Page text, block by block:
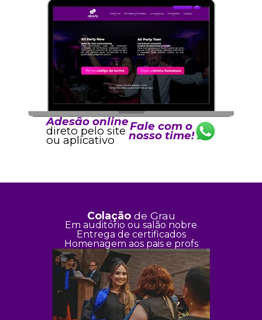
Adesão online
direto pelo site
ou aplicativo
Fale com o
nosso time!
Colaçãode Grau
Em auditório ou salão nobre
Entrega de certificados
Homenagem aos pais e profs